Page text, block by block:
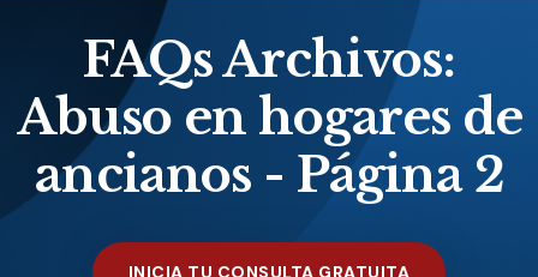
FAQs Archivos:
Abuso en hogares de
ancianos - Página 2
INICIA TU CONSULTA GRATUITA